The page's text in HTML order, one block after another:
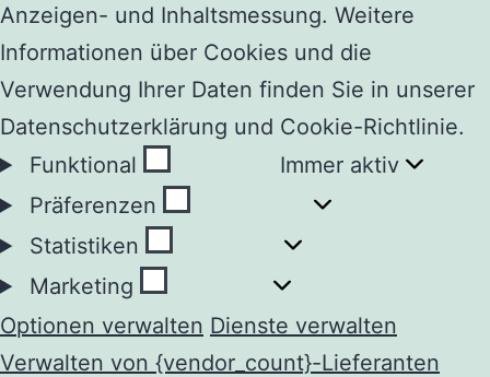
Anzeigen- und Inhaltsmessung. Weitere
Informationen über Cookies und die
Verwendung Ihrer Daten finden Sie in unserer
Datenschutzerklärung und Cookie-Richtlinie.
Funktional
Immer aktiv
Präferenzen
Statistiken
Marketing
Optionen verwalten Dienste verwalten
Verwalten von {vendor_count}-Lieferanten